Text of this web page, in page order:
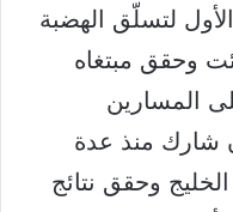
لتسلّق الهضبة
وحقق مبتغاه
المسارين
شارك منذ عدة
وحقق نتائج